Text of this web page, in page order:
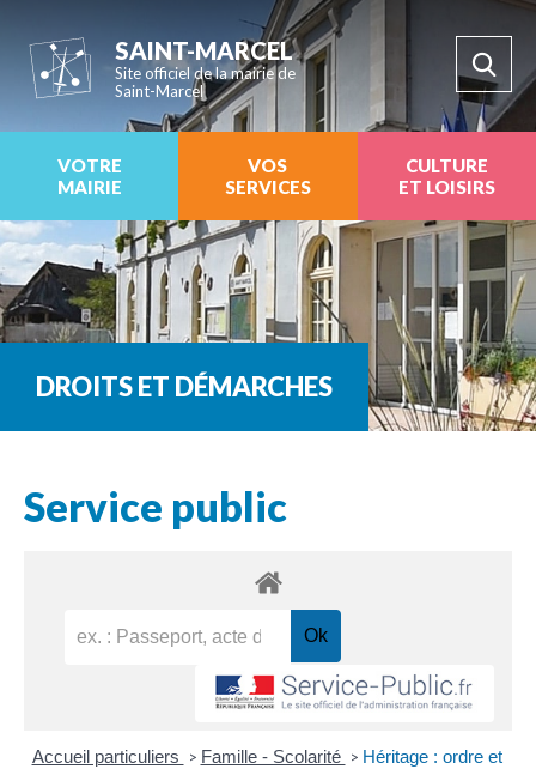
SAINT-MARCEL
Site officiel de la mairie de
Saint-Marcel
VOTRE
MAIRIE
VOS
SERVICES
CULTURE
ET LOISIRS
DROITS ET DÉMARCHES
Service public
Accueil particuliers > Famille - Scolarité > Héritage : ordre et